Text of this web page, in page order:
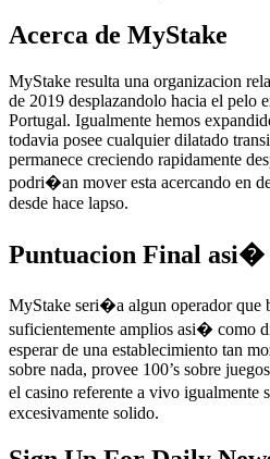
Acerca de MyStake
MyStake resulta una organizacion
de 2019 desplazandolo hacia el pelo
Portugal. Igualmente hemos
todavia posee cualquier dilatado
permanece creciendo rapidamente
podri�an mover esta acercando en
desde hace lapso.
Puntuacion Final asi�
MyStake seri�a algun operador que
suficientemente amplios asi� como
esperar de una establecimiento tan
sobre nada, provee 100’s sobre
el casino referente a vivo igualmente
excesivamente solido.